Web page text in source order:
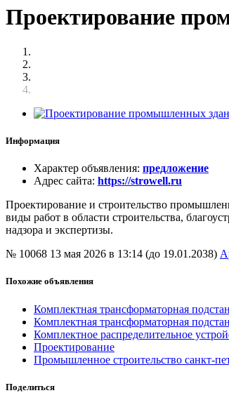
Проектирование
Информация
Характер объявления: предложение
Адрес сайта: https://strowell.ru
Проектирование и строительство
виды работ в области строительства,
надзора и экспертизы.
№ 10068 13 мая 2026 в 13:14 (до 19.01.2038)
Похожие объявления
Комплектная трансформаторная
Комплектная трансформаторная
Комплектное распределительное
Проектирование
Промышленное строительство санкт-
Поделиться